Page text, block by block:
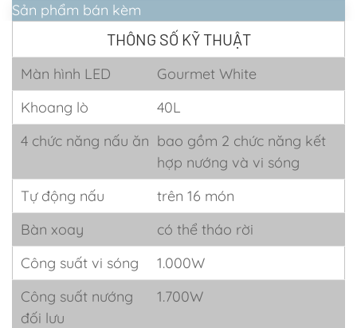
Sản phẩm bán kèm
THÔNG SỐ KỸ THUẬT
Màn hình LED
Gourmet White
Khoang lò
40L
4 chức năng nấu ăn bao gồm 2 chức năng kết
hợp nướng và vi sóng
Tự động nấu
trên 16 món
Bàn xoay
có thể tháo rời
Công suất vi sóng
1.000W
Công suất nướng
đối lưu
1.700W